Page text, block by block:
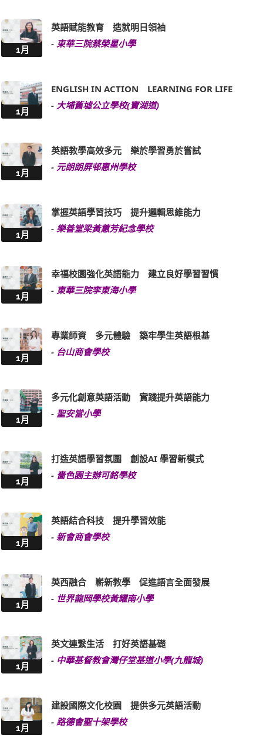
1月
英語賦能教育 造就明日領袖
- 東華三院蔡榮星小學
1月
ENGLISH IN ACTION LEARNING FOR LIFE
- 大埔舊墟公立學校(寶湖道)
1月
英語教學高效多元 樂於學習勇於嘗試
- 元朗朗屏邨惠州學校
1月
掌握英語學習技巧 提升邏輯思維能力
- 樂善堂梁黃蕙芳紀念學校
1月
幸福校園強化英語能力 建立良好學習習慣
- 東華三院李東海小學
1月
專業師資 多元體驗 築牢學生英語根基
- 台山商會學校
1月
多元化創意英語活動 實踐提升英語能力
- 聖安當小學
1月
打造英語學習氛圍 創設AI 學習新模式
- 嗇色園主辦可銘學校
1月
英語結合科技 提升學習效能
- 新會商會學校
1月
英西融合 嶄新教學 促進語言全面發展
- 世界龍岡學校黃耀南小學
1月
英文連繫生活 打好英語基礎
- 中華基督教會灣仔堂基道小學(九龍城)
1月
建設國際文化校園 提供多元英語活動
- 路德會聖十架學校